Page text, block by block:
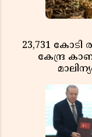
23,731
കേന്ദ്ര